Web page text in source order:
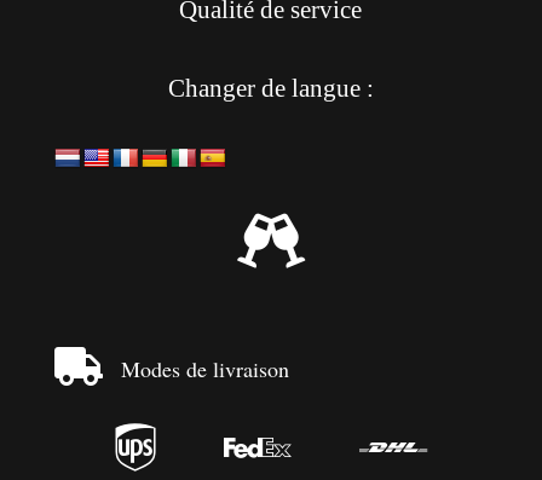
Qualité de service
Changer de langue :

 Modes de livraison
  